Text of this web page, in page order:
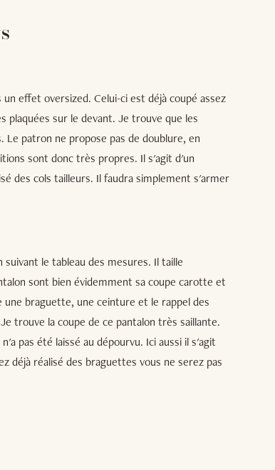
effet oversized. Celui-ci est déjà coupé assez
plaquées sur le devant. Je trouve que les
patron ne propose pas de doublure, en
sont donc très propres. Il s'agit d'un
des cols tailleurs. Il faudra simplement s'armer
le tableau des mesures. Il taille
sont bien évidemment sa coupe carotte et
braguette, une ceinture et le rappel des
trouve la coupe de ce pantalon très saillante.
pas été laissé au dépourvu. Ici aussi il s'agit
déjà réalisé des braguettes vous ne serez pas